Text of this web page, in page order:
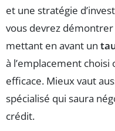
et une stratégie
vous devrez
mettant en avant un
à l’emplacement
efficace. Mieux vaut
spécialisé qui saura
crédit.